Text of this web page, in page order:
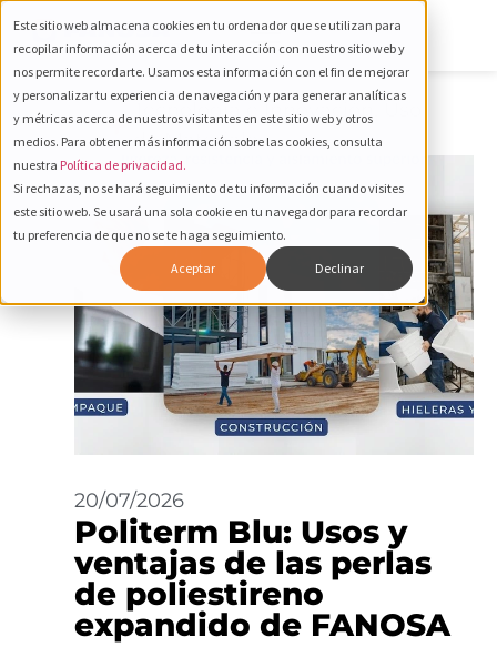
Este sitio web almacena cookies en tu ordenador que se utilizan para
recopilar información acerca de tu interacción con nuestro sitio web y
nos permite recordarte. Usamos esta información con el fin de mejorar
y personalizar tu experiencia de navegación y para generar analíticas
y métricas acerca de nuestros visitantes en este sitio web y otros
medios. Para obtener más información sobre las cookies, consulta
nuestra Política de privacidad.
Si rechazas, no se hará seguimiento de tu información cuando visites
este sitio web. Se usará una sola cookie en tu navegador para recordar
tu preferencia de que no se te haga seguimiento.
Aceptar Declinar
Tecnología e Innovación
de Materiales
20/07/2026
Politerm Blu: Usos y
ventajas de las perlas
de poliestireno
expandido de FANOSA